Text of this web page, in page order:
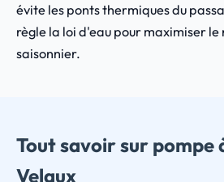
évite les ponts thermiques du
règle la loi d'eau pour maximiser
saisonnier.
Tout savoir sur pompe
Velaux